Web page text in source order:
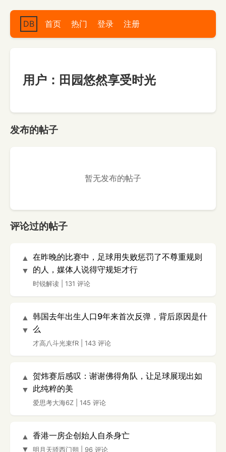
DB 首页 热门 登录 注册
用户：田园悠然享受时光
发布的帖子
暂无发布的帖子
评论过的帖子
▲
▼
在昨晚的比赛中，足球用失败惩罚了不尊重规则
的人，媒体人说得守规矩才行
时锐解读 131 评论
▲
▼
韩国去年出生人口9年来首次反弹，背后原因是什
么
才高八斗光束fR 143 评论
▲
▼
贺炜赛后感叹：谢谢佛得角队，让足球展现出如
此纯粹的美
爱思考大海6Z 145 评论
▲
▼
香港一房企创始人自杀身亡
明月天骄西门朔 96 评论